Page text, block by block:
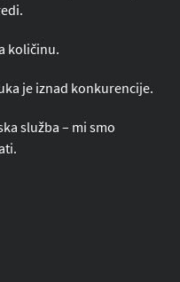
količinu.
je iznad konkurencije.
služba – mi smo